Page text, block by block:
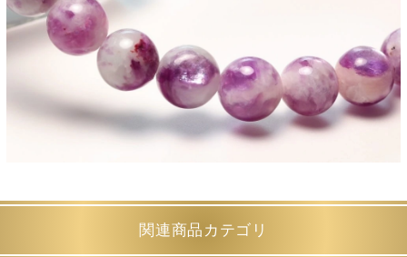
関連商品カテゴリ